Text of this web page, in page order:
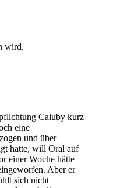
wird.
Caiuby kurz
eine
und über
hatte, will Oral auf
einer Woche hätte
Aber er
sich nicht